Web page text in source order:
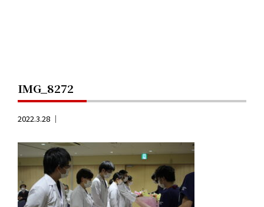
IMG_8272
2022.3.28 ｜